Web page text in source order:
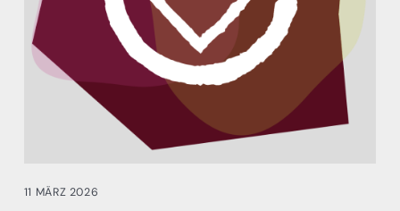
11 MÄRZ 2026